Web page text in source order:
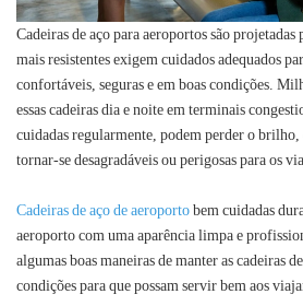
Cadeiras de aço para aeroportos são projetadas
mais resistentes exigem cuidados adequados
confortáveis, seguras e em boas condições.
essas cadeiras dia e noite em terminais
cuidadas regularmente, podem perder o
tornar-se desagradáveis ​​ou perigosas para os
Cadeiras de aço de aeroportobem cuidadas
aeroporto com uma aparência limpa e
algumas boas maneiras de manter as cadeiras
condições para que possam servir bem aos